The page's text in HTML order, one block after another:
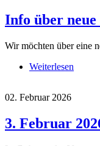
Info über
Wir möchten über eine
Weiterlesen
02. Februar 2026
3. Februar